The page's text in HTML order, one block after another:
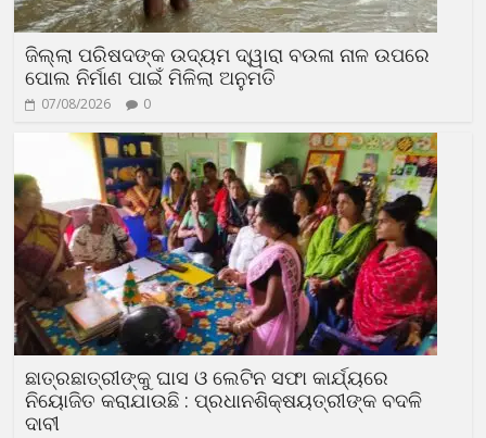
ଜିଲ୍ଲା ପରିଷଦଙ୍କ ଉଦ୍ୟମ ଦ୍ୱାରା ବଉଳା ନାଳ ଉପରେ
ପୋଲ ନିର୍ମାଣ ପାଇଁ ମିଳିଲା ଅନୁମତି
07/08/2026 0
ଛାତ୍ରଛାତ୍ରୀଙ୍କୁ ଘାସ ଓ ଲେଟିନ ସଫା କାର୍ଯ୍ୟରେ
ନିୟୋଜିତ କରାଯାଉଛି : ପ୍ରଧାନଶିକ୍ଷୟତ୍ରୀଙ୍କ ବଦଳି
ଦାବୀ